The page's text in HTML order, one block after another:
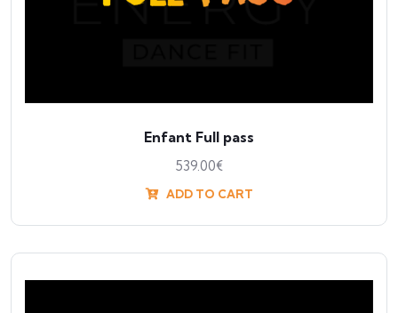
Enfant Full pass
539.00€
ADD TO CART